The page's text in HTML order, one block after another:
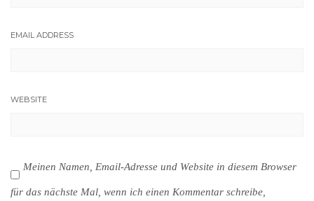
EMAIL ADDRESS
WEBSITE
Meinen Namen, Email-Adresse und Website in diesem Browser
für das nächste Mal, wenn ich einen Kommentar schreibe,